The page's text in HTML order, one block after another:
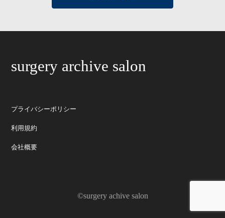
surgery archive salon
プライバシーポリシー
利用規約
会社概要
©surgery achive salon